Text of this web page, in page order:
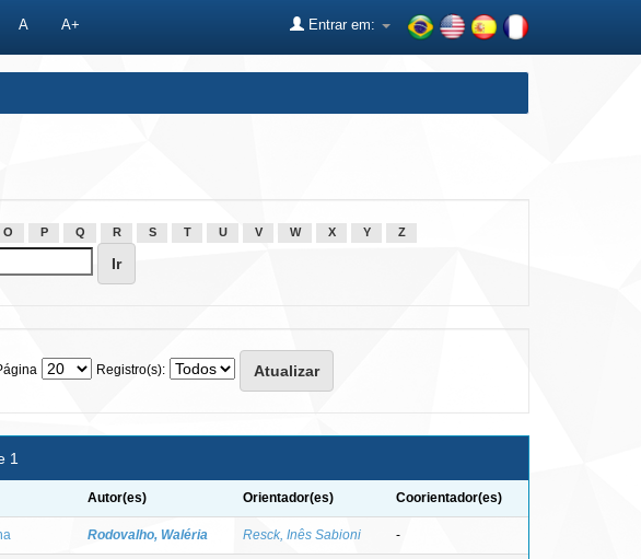
A A+ Entrar em:
O P Q R S T U V W X Y Z
Registro(s):
1
Autor(es) Orientador(es) Coorientador(es)
Rodovalho, Waléria Resck, Inês Sabioni -